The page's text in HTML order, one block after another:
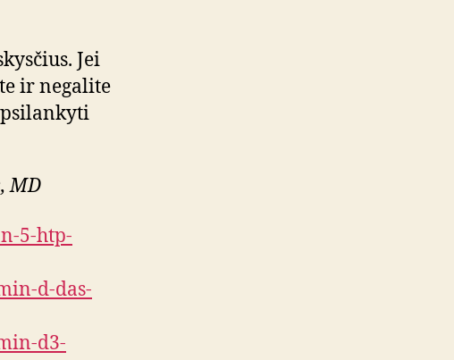
Jei
ir negalite
MD
5-htp-
d-das-
d3-